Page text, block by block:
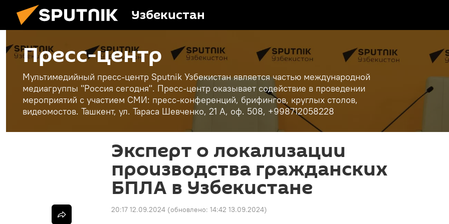
Узбекистан
Пресс-центр
Мультимедийный пресс-центр Sputnik Узбекистан является частью международной
медиагруппы "Россия сегодня". Пресс-центр оказывает содействие в проведении
мероприятий с участием СМИ: пресс-конференций, брифингов, круглых столов,
видеомостов. Ташкент, ул. Тараса Шевченко, 21 А, оф. 508, +998712058228
Эксперт о локализации
производства гражданских
БПЛА в Узбекистане
20:17 12.09.2024 (обновлено: 14:42 13.09.2024)